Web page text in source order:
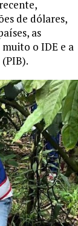
de dólares,
as
o IDE e a